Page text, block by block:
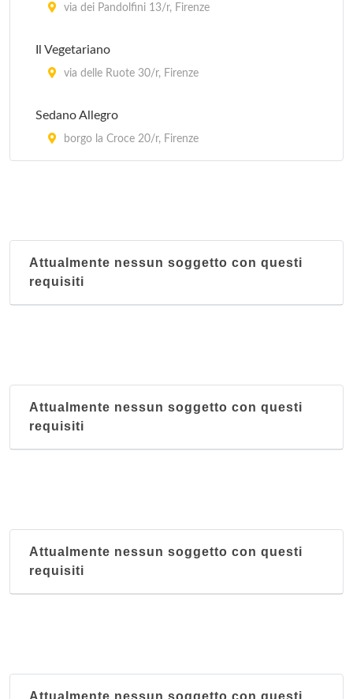
Capocaccia - Wine e Sushi Bar
via dei Pandolfini 13/r, Firenze
Il Vegetariano
via delle Ruote 30/r, Firenze
Sedano Allegro
borgo la Croce 20/r, Firenze
Attualmente nessun soggetto con questi
requisiti
Attualmente nessun soggetto con questi
requisiti
Attualmente nessun soggetto con questi
requisiti
Attualmente nessun soggetto con questi